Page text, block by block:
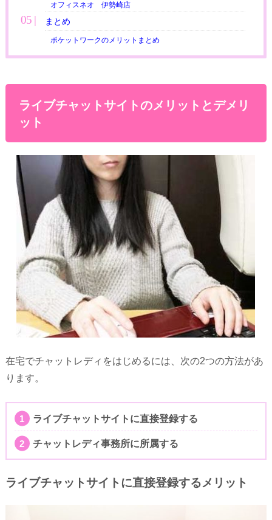
オフィスネオ 伊勢崎店
まとめ
ポケットワークのメリットまとめ
ライブチャットサイトのメリットとデメリ
ット
在宅でチャットレディをはじめるには、次の2つの方法があ
ります。
ライブチャットサイトに直接登録する
チャットレディ事務所に所属する
ライブチャットサイトに直接登録するメリット